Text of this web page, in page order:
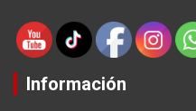
Información